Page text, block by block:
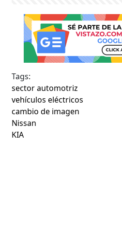
Tags:
sector automotriz
vehículos eléctricos
cambio de imagen
Nissan
KIA